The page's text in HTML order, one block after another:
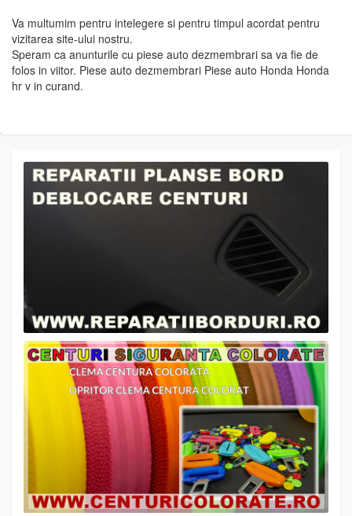
Va multumim pentru intelegere si pentru timpul acordat pentru
vizitarea site-ului nostru.
Speram ca anunturile cu piese auto dezmembrari sa va fie de
folos in viitor. Piese auto dezmembrari Piese auto Honda Honda
hr v in curand.